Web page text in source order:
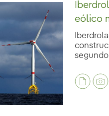
eólico
segundo